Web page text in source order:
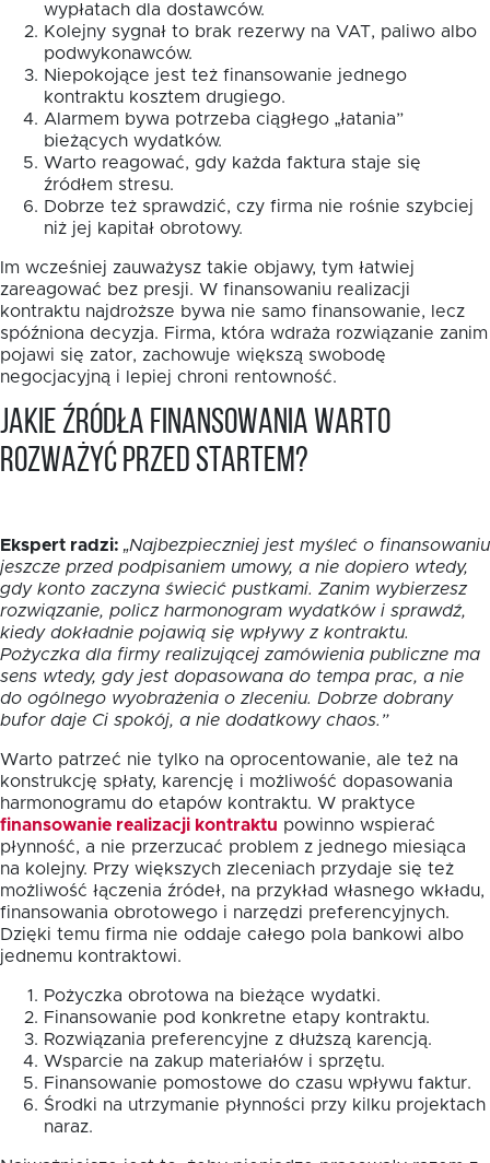
wypłatach dla dostawców.
Kolejny sygnał to brak rezerwy na VAT, paliwo albo
podwykonawców.
Niepokojące jest też finansowanie jednego
kontraktu kosztem drugiego.
Alarmem bywa potrzeba ciągłego „łatania”
bieżących wydatków.
Warto reagować, gdy każda faktura staje się
źródłem stresu.
Dobrze też sprawdzić, czy firma nie rośnie szybciej
niż jej kapitał obrotowy.
Im wcześniej zauważysz takie objawy, tym łatwiej
zareagować bez presji. W finansowaniu realizacji
kontraktu najdroższe bywa nie samo finansowanie, lecz
spóźniona decyzja. Firma, która wdraża rozwiązanie zanim
pojawi się zator, zachowuje większą swobodę
negocjacyjną i lepiej chroni rentowność.
Jakie źródła finansowania warto
rozważyć przed startem?
Ekspert radzi: „Najbezpieczniej jest myśleć o finansowaniu
jeszcze przed podpisaniem umowy, a nie dopiero wtedy,
gdy konto zaczyna świecić pustkami. Zanim wybierzesz
rozwiązanie, policz harmonogram wydatków i sprawdź,
kiedy dokładnie pojawią się wpływy z kontraktu.
Pożyczka dla firmy realizującej zamówienia publiczne ma
sens wtedy, gdy jest dopasowana do tempa prac, a nie
do ogólnego wyobrażenia o zleceniu. Dobrze dobrany
bufor daje Ci spokój, a nie dodatkowy chaos.”
Warto patrzeć nie tylko na oprocentowanie, ale też na
konstrukcję spłaty, karencję i możliwość dopasowania
harmonogramu do etapów kontraktu. W praktyce
finansowanie realizacji kontraktu powinno wspierać
płynność, a nie przerzucać problem z jednego miesiąca
na kolejny. Przy większych zleceniach przydaje się też
możliwość łączenia źródeł, na przykład własnego wkładu,
finansowania obrotowego i narzędzi preferencyjnych.
Dzięki temu firma nie oddaje całego pola bankowi albo
jednemu kontraktowi.
Pożyczka obrotowa na bieżące wydatki.
Finansowanie pod konkretne etapy kontraktu.
Rozwiązania preferencyjne z dłuższą karencją.
Wsparcie na zakup materiałów i sprzętu.
Finansowanie pomostowe do czasu wpływu faktur.
Środki na utrzymanie płynności przy kilku projektach
naraz.